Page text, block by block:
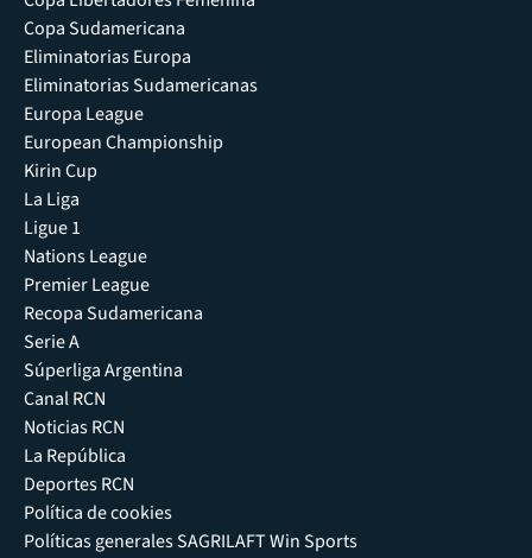
Copa Sudamericana
Eliminatorias Europa
Eliminatorias Sudamericanas
Europa League
European Championship
Kirin Cup
La Liga
Ligue 1
Nations League
Premier League
Recopa Sudamericana
Serie A
Súperliga Argentina
Canal RCN
Noticias RCN
La República
Deportes RCN
Política de cookies
Políticas generales SAGRILAFT Win Sports